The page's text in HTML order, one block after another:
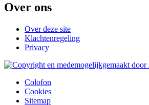
Over ons
Over deze site
Klachtenregeling
Privacy
Colofon
Cookies
Sitemap